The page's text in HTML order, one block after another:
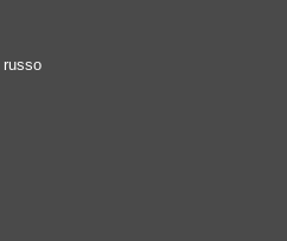
russo